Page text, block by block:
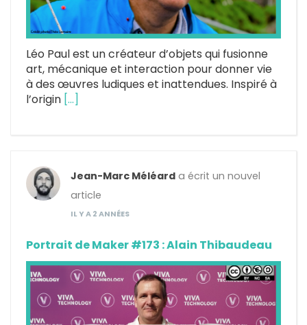
Léo Paul est un créateur d’objets qui fusionne
art, mécanique et interaction pour donner vie
à des œuvres ludiques et inattendues. Inspiré à
l’origin […]
Jean-Marc Méléard a écrit un nouvel
article
IL Y A 2 ANNÉES
Portrait de Maker #173 : Alain Thibaudeau